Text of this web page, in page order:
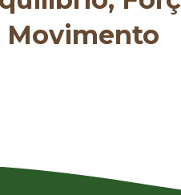
Movimento